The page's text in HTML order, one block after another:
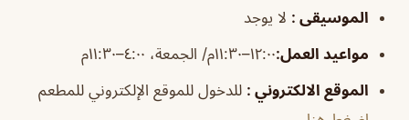
الموسيقى : لا يوجد
مواعيد العمل:١٢:٠٠–١١:٣٠م/ الجمعة، ٤:٠٠–١١:٣٠م
الموقع الالكتروني : للدخول للموقع الإلكتروني للمطعم